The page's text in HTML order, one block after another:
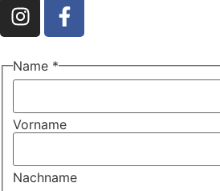
Name *
Vorname
Nachname